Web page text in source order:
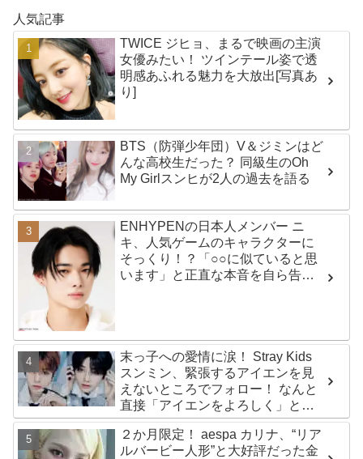
人気記事
TWICE ジヒョ、まるで映画の主演
女優みたい！ ツインテール姿で透
明感あふれる魅力を大放出[写真あ
り]
BTS（防弾少年団）V＆ジミンはど
んな高校生だった？ 同級生のOh
My Girlスンヒが2人の過去を語る
ENHYPENの日本人メンバー ニ
キ、人気ゲームのキャラクターに
そっくり！？「○○に似ていると思
います」と正直な本音を自ら告
末っ子への愛情に涙！ Stray Kids
スンミン、緊張するアイエンを見
えないところでフォロー！ なんと
直接「アイエンをよろしく」と
イ・ムジンに連絡… 愛にあふれた
エピソードにファン感動
２か月限定！ aespa カリナ、“リア
ルバービー人形”と大好評だった金